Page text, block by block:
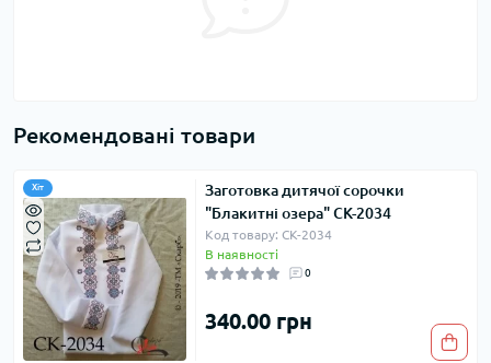
Рекомендовані товари
Хіт
Заготовка дитячої сорочки
"Блакитні озера" СК-2034
Код товару: СК-2034
В наявності
0
340.00 грн